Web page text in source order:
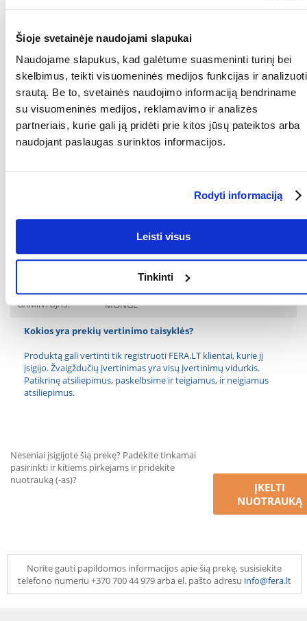
Šioje svetainėje naudojami slapukai
Naudojame slapukus, kad galėtume suasmeninti turinį bei
skelbimus, teikti visuomeninės medijos funkcijas ir analizuoti
srautą. Be to, svetainės naudojimo informaciją bendriname
su visuomeninės medijos, reklamavimo ir analizės
partneriais, kurie gali ją pridėti prie kitos jūsų pateiktos arba
naudojant paslaugas surinktos informacijos.
Rodyti informaciją
Leisti visus
Tinkinti
nalizė:Žali baltymai: Žalia ląsteliena: 38 %, žalia ląsteliena: 3 %, žali
3475 kcal/kg.
Priedai 1 kg:vitaminas A (retinilo acetatas) 5000 TV, vitaminas D3 500
TV, vitaminas E (all-rac-alfa-tokoferilacetatas) 50 mg, taurinas 1000 mg.
Energinė vertė: 3475 kcal/kg.
Šėrimo rekomendacijos: Rekomenduojamas paros maisto davinys 5
ėdalu. Atidarius, suvartoti per 4 savaites.
Nepamirškite, kad turi būti galimybė gauti šviežio ir švaraus vandens.
Maistas skirtas tik katėms, netinka vartoti žmonėms.
GAMINTOJAS: MONGE
Kokios yra prekių vertinimo taisyklės?
Produktą gali vertinti tik registruoti FERA.LT klientai, kurie jį
įsigijo. Žvaigždučių įvertinimas yra visų įvertinimų vidurkis.
Patikrinę atsiliepimus, paskelbsime ir teigiamus, ir neigiamus
atsiliepimus.
Neseniai įsigijote šią prekę? Padėkite tinkamai
pasirinkti ir kitiems pirkėjams ir pridėkite
nuotrauką (-as)?
ĮKELTI
NUOTRAUKĄ
Norite gauti papildomos informacijos apie šią prekę, susisiekite
telefono numeriu +370 700 44 979 arba el. pašto adresu info@fera.lt